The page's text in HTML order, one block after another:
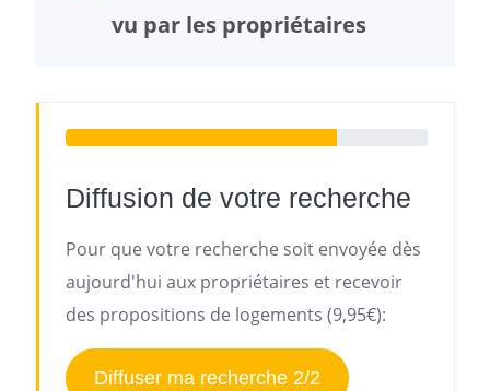
vu par les propriétaires
Diffusion de votre recherche
Pour que votre recherche soit envoyée dès
aujourd'hui aux propriétaires et recevoir
des propositions de logements (9,95€):
Diffuser ma recherche 2/2